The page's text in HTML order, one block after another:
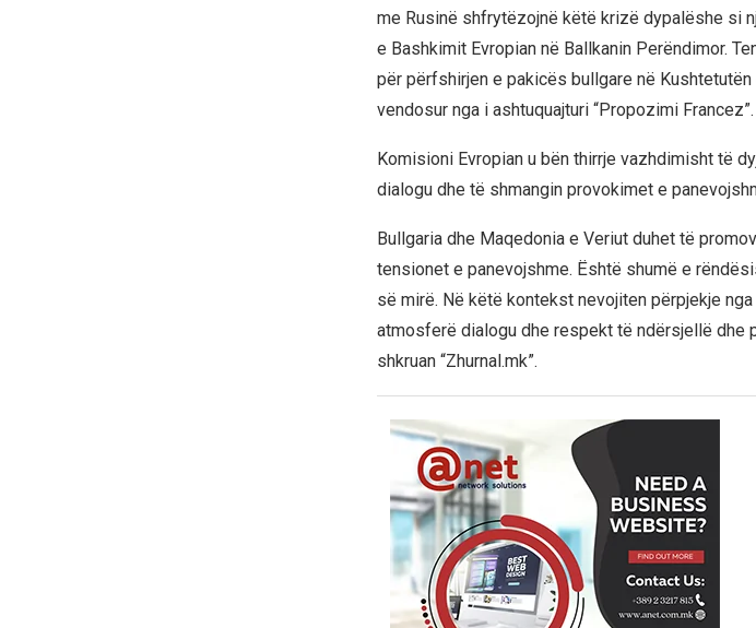
me Rusinë shfrytëzojnë këtë krizë dypalëshe si
e Bashkimit Evropian në Ballkanin Perëndimor.
për përfshirjen e pakicës bullgare në
vendosur nga i ashtuquajturi “Propozimi Francez”.
Komisioni Evropian u bën thirrje vazhdimisht të
dialogu dhe të shmangin provokimet e
Bullgaria dhe Maqedonia e Veriut duhet të
tensionet e panevojshme. Është shumë e
së mirë. Në këtë kontekst nevojiten përpjekje
atmosferë dialogu dhe respekt të ndërsjellë dhe
shkruan “Zhurnal.mk”.